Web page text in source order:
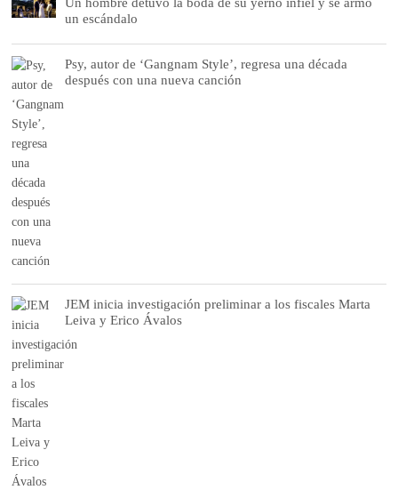
un escándalo
Psy, autor de ‘Gangnam Style’, regresa una década
después con una nueva canción
JEM inicia investigación preliminar a los fiscales Marta
Leiva y Erico Ávalos